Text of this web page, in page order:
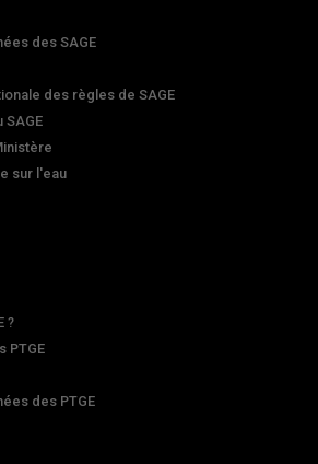
des SAGE
des règles de SAGE
SAGE
sur l'eau
?
PTGE
des PTGE